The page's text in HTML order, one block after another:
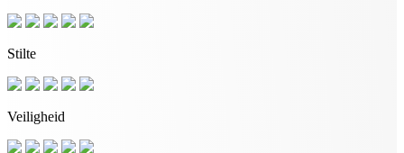
Stilte
Veiligheid